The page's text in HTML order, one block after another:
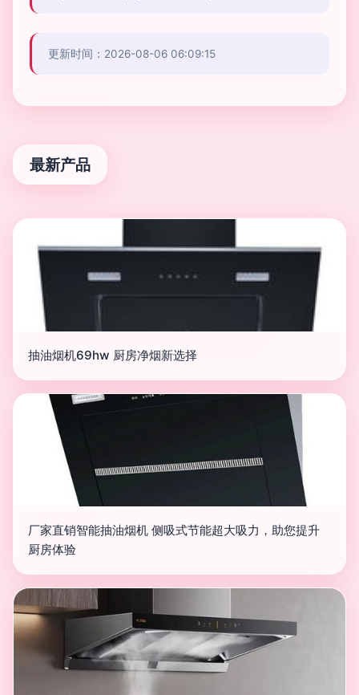
更新时间：2026-08-06 06:09:15
最新产品
抽油烟机69hw 厨房净烟新选择
厂家直销智能抽油烟机 侧吸式节能超大吸力，助您提升
厨房体验